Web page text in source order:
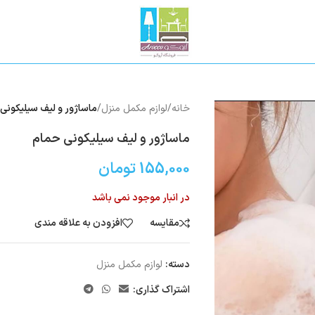
خانه/لوازم مکمل منزل/ماساژور و لیف
ماساژور و لیف سیلیکونی حمام
155,000تومان
در انبار موجود نمی باشد
مقایسه
افزودن به علاقه مندی
دسته: لوازم مکمل منزل
اشتراک گذاری: